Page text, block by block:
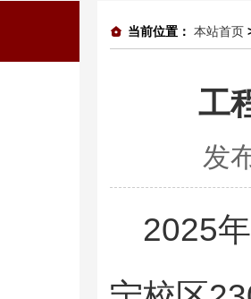
当前位置： 本站首页
工
发
2025年